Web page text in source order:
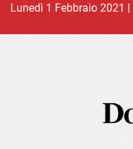
lunedì 1 Febbraio 2021 |